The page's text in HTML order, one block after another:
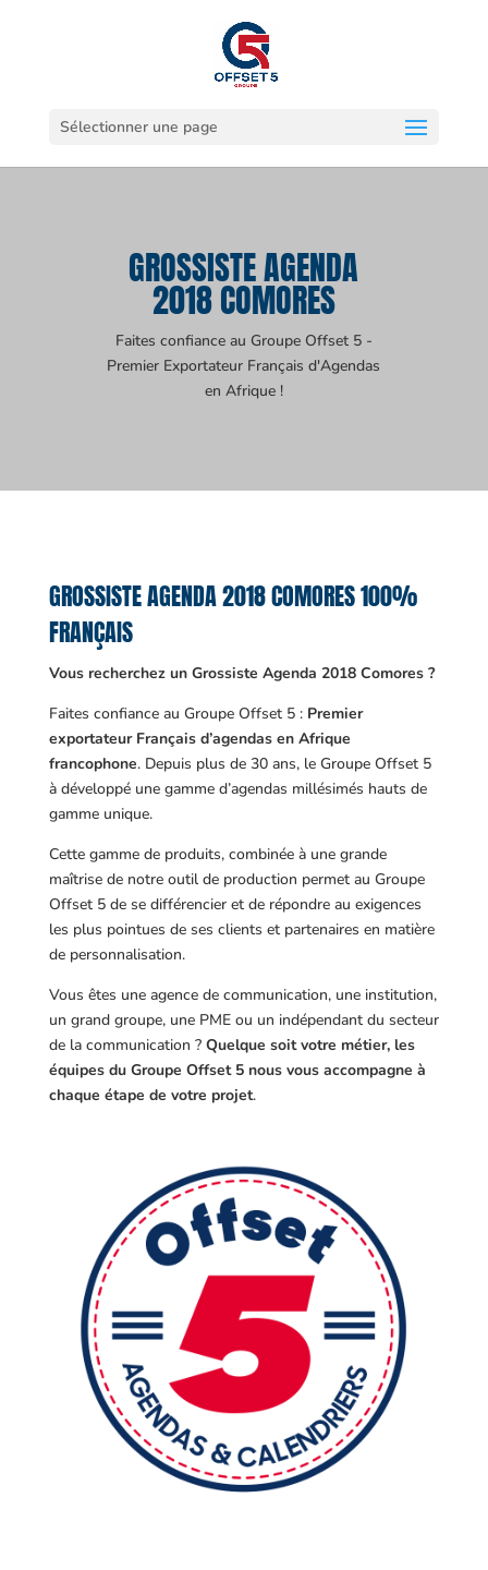
Sélectionner une page
GROSSISTE AGENDA
2018 COMORES
Faites confiance au Groupe Offset 5 -
Premier Exportateur Français d'Agendas
en Afrique !
GROSSISTE AGENDA 2018 COMORES 100%
FRANÇAIS
Vous recherchez un Grossiste Agenda 2018 Comores ?
Faites confiance au Groupe Offset 5 : Premier
exportateur Français d’agendas en Afrique
francophone. Depuis plus de 30 ans, le Groupe Offset 5
à développé une gamme d’agendas millésimés hauts de
gamme unique.
Cette gamme de produits, combinée à une grande
maîtrise de notre outil de production permet au Groupe
Offset 5 de se différencier et de répondre au exigences
les plus pointues de ses clients et partenaires en matière
de personnalisation.
Vous êtes une agence de communication, une institution,
un grand groupe, une PME ou un indépendant du secteur
de la communication ? Quelque soit votre métier, les
équipes du Groupe Offset 5 nous vous accompagne à
chaque étape de votre projet.